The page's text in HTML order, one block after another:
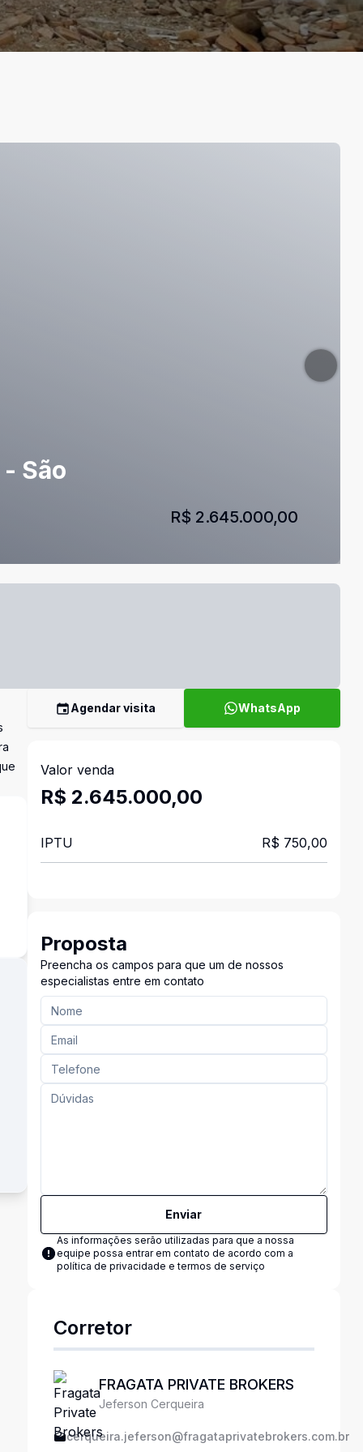
São
R$ 2.645.000,00
Agendar visita WhatsApp
Valor venda
R$ 2.645.000,00
IPTU R$ 750,00
Proposta
Preencha os campos para que um de nossos
especialistas entre em contato
Enviar
As informações serão utilizadas para que a nossa
equipe possa entrar em contato de acordo com a
política de privacidade e termos de serviço
Corretor
FRAGATA PRIVATE BROKERS
Jeferson Cerqueira
cerqueira.jeferson@fragataprivatebrokers.com.br